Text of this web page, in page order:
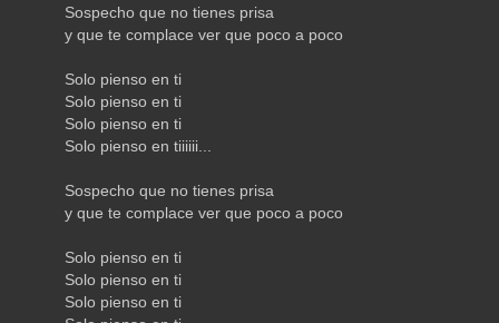
Sospecho que no tienes prisa
y que te complace ver que poco a poco
Solo pienso en ti
Solo pienso en ti
Solo pienso en ti
Solo pienso en tiiiiii...
Sospecho que no tienes prisa
y que te complace ver que poco a poco
Solo pienso en ti
Solo pienso en ti
Solo pienso en ti